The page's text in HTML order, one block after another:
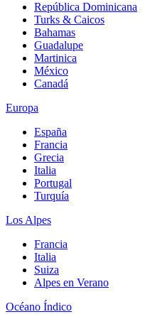
República Dominicana
Turks & Caicos
Bahamas
Guadalupe
Martinica
México
Canadá
Europa
España
Francia
Grecia
Italia
Portugal
Turquía
Los Alpes
Francia
Italia
Suiza
Alpes en Verano
Océano Índico